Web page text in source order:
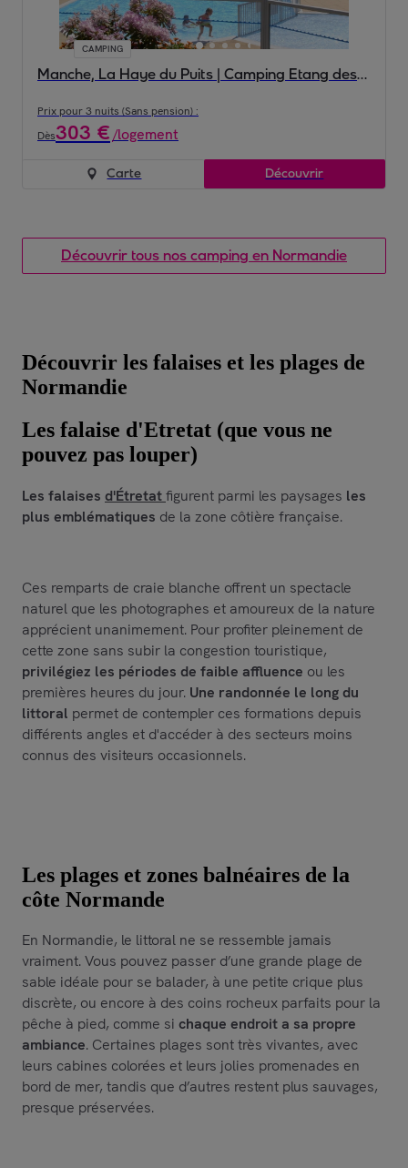
CAMPING
Manche, La Haye du Puits | Camping Etang des Haizes - 4*
Prix pour 3 nuits (Sans pension) :
Dès303 €/logement
Carte Découvrir
Découvrir tous nos camping en Normandie
Découvrir les falaises et les plages de
Normandie
Les falaise d'Etretat (que vous ne
pouvez pas louper)
Les falaises d'Étretatfigurent parmi les paysages les
plus emblématiques de la zone côtière française.
Ces remparts de craie blanche offrent un spectacle
naturel que les photographes et amoureux de la nature
apprécient unanimement. Pour profiter pleinement de
cette zone sans subir la congestion touristique,
privilégiez les périodes de faible affluence ou les
premières heures du jour. Une randonnée le long du
littoral permet de contempler ces formations depuis
différents angles et d'accéder à des secteurs moins
connus des visiteurs occasionnels.
Les plages et zones balnéaires de la
côte Normande
En Normandie, le littoral ne se ressemble jamais
vraiment. Vous pouvez passer d’une grande plage de
sable idéale pour se balader, à une petite crique plus
discrète, ou encore à des coins rocheux parfaits pour la
pêche à pied, comme si chaque endroit a sa propre
ambiance. Certaines plages sont très vivantes, avec
leurs cabines colorées et leurs jolies promenades en
bord de mer, tandis que d’autres restent plus sauvages,
presque préservées.